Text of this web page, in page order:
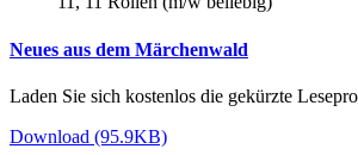
Neues aus dem Märchenwald
Laden Sie sich kostenlos die gekürzte
Download (95.9KB)